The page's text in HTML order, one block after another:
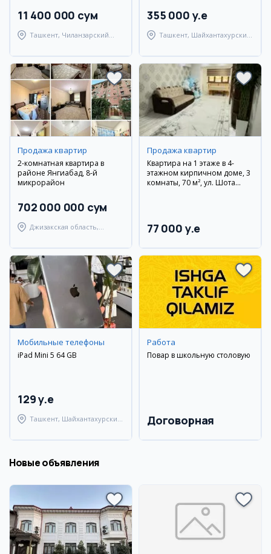
11 400 000 сум
Ташкент, Чиланзарский
355 000 y.e
Ташкент, Шайхантахурский
Продажа квартир
2-комнатная квартира в
районе Янгиабад, 8-й
микрорайон
702 000 000 сум
Джизакская область,
Продажа квартир
Квартира на 1 этаже в 4-
этажном кирпичном доме, 3
комнаты, 70 м², ул. Шота
77 000 y.e
Мобильные телефоны
iPad Mini 5 64 GB
129 y.e
Ташкент, Шайхантахурский
Работа
Повар в школьную столовую
Договорная
Новые объявления